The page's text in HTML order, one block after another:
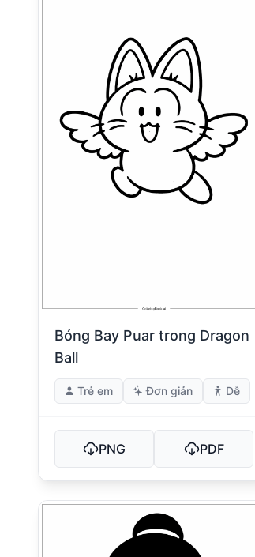
Bóng Bay Puar trong Dragon
Ball
Trẻ em Đơn giản Dễ
PNG PDF